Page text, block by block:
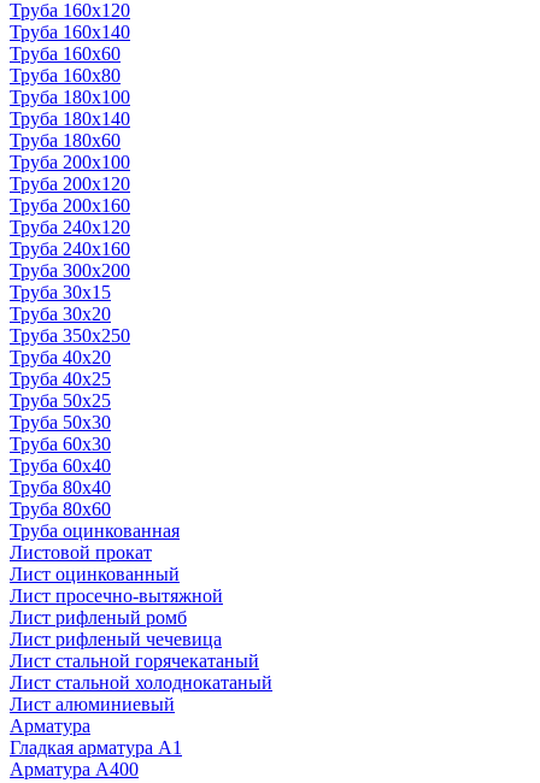
Труба 160x120
Труба 160x140
Труба 160x60
Труба 160x80
Труба 180x100
Труба 180x140
Труба 180x60
Труба 200x100
Труба 200x120
Труба 200x160
Труба 240x120
Труба 240x160
Труба 300x200
Труба 30x15
Труба 30x20
Труба 350x250
Труба 40x20
Труба 40x25
Труба 50x25
Труба 50x30
Труба 60x30
Труба 60x40
Труба 80x40
Труба 80x60
Труба оцинкованная
Листовой прокат
Лист оцинкованный
Лист просечно-вытяжной
Лист рифленый ромб
Лист рифленый чечевица
Лист стальной горячекатаный
Лист стальной холоднокатаный
Лист алюминиевый
Арматура
Гладкая арматура А1
Арматура А400